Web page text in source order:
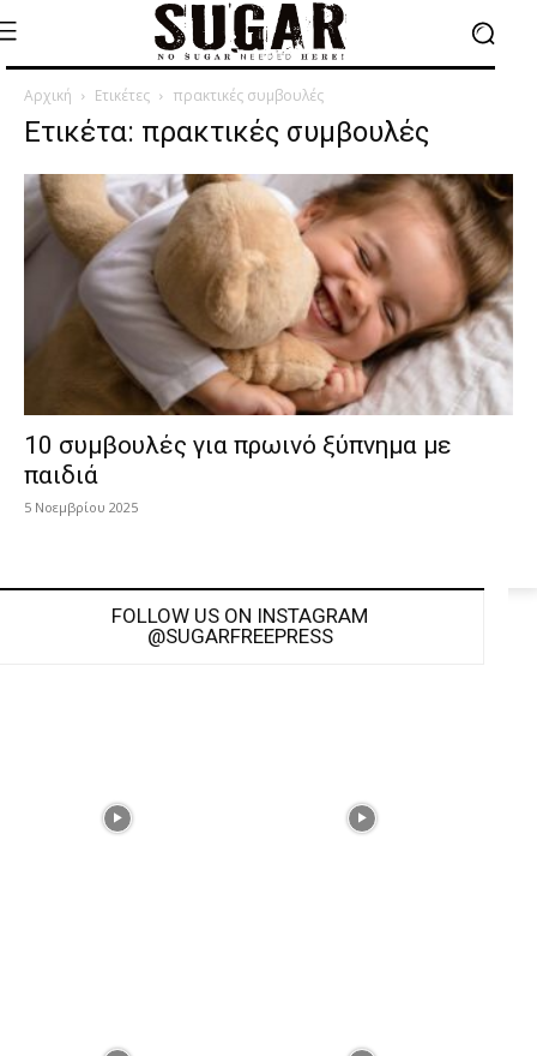
Αρχική Ετικέτες πρακτικές συμβουλές
Ετικέτα: πρακτικές συμβουλές
10 συμβουλές για πρωινό ξύπνημα με
παιδιά
5 Νοεμβρίου 2025
FOLLOW US ON INSTAGRAM
@SUGARFREEPRESS